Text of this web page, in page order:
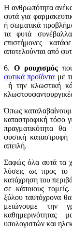
Η ανθρωπότητα
φυτά για
ή σωματικά
τα φυτά
επιστήμονες
αποτελούνται από
6. Ο ρουχισμός
φυτικά προϊόντα με
ή την κλωστική
Όπως
καταστροφική τόσο
πραγματικότητα
φυσική
απειλή.
Σαφώς όλα αυτά τα
λύσεις ως προς το
κατάχρηση του
σε κάποιους
ξύλου ταυτόχρονα
μειώνουμε την
υπολογιστών και